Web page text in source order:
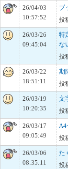
26/04/03
10:57:52
ブ
投
26/03/26
09:45:04
特
な
投
26/03/22
18:51:11
期
投
26/03/19
10:20:35
文
投
26/03/17
09:05:49
投
26/03/06
08:35:11
た
投